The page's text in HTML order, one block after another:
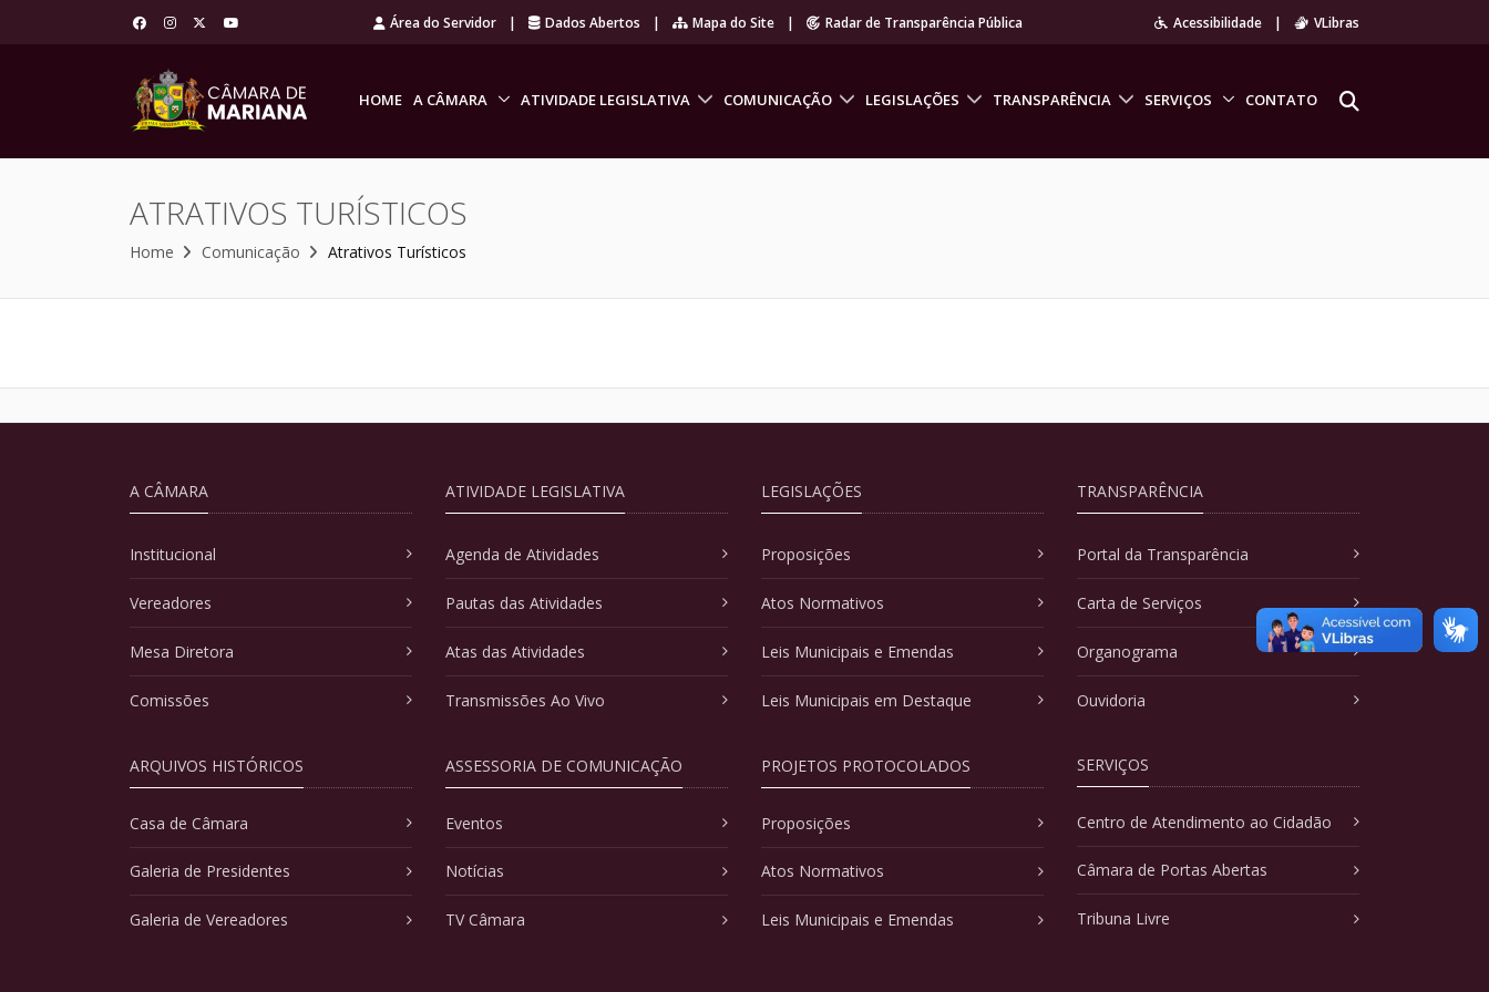
Área do Servidor | Dados Abertos | Mapa do Site | Radar de Transparência Pública Acessibilidade | VLibras
HOME A CÂMARA ATIVIDADE LEGISLATIVA COMUNICAÇÃO LEGISLAÇÕES TRANSPARÊNCIA SERVIÇOS CONTATO
ATRATIVOS TURÍSTICOS
Home Comunicação Atrativos Turísticos
A CÂMARA
Institucional
Vereadores
Mesa Diretora
Comissões
ARQUIVOS HISTÓRICOS
Casa de Câmara
Galeria de Presidentes
Galeria de Vereadores
ATIVIDADE LEGISLATIVA
Agenda de Atividades
Pautas das Atividades
Atas das Atividades
Transmissões Ao Vivo
ASSESSORIA DE COMUNICAÇÃO
Eventos
Notícias
TV Câmara
LEGISLAÇÕES
Proposições
Atos Normativos
Leis Municipais e Emendas
Leis Municipais em Destaque
PROJETOS PROTOCOLADOS
Proposições
Atos Normativos
Leis Municipais e Emendas
TRANSPARÊNCIA
Portal da Transparência
Carta de Serviços
Organograma
Ouvidoria
SERVIÇOS
Centro de Atendimento ao Cidadão
Câmara de Portas Abertas
Tribuna Livre